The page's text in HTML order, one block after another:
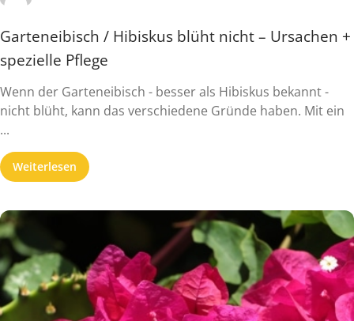
Garteneibisch / Hibiskus blüht nicht – Ursachen +
spezielle Pflege
Wenn der Garteneibisch - besser als Hibiskus bekannt -
nicht blüht, kann das verschiedene Gründe haben. Mit ein
...
Weiterlesen